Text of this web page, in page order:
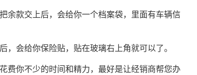
余款交上后，会给你一个档案袋，里面有车辆信
会给你保险贴，贴在玻璃右上角就可以了。
费你不少的时间和精力，最好是让经销商帮您办